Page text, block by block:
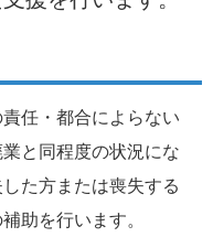
任・都合によらない
と同程度の状況にな
た方または喪失する
助を行います。